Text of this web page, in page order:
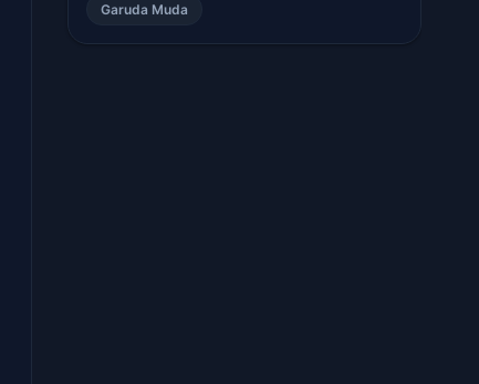
Garuda Muda